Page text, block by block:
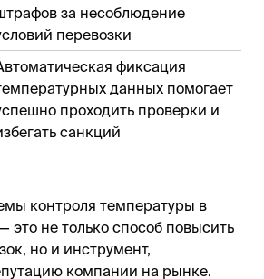
за несоблюдение
перевозки
фиксация
данных помогает
проходить проверки и
санкций
контроля температуры в
это не только способ повысить
но и инструмент,
компании на рынке.